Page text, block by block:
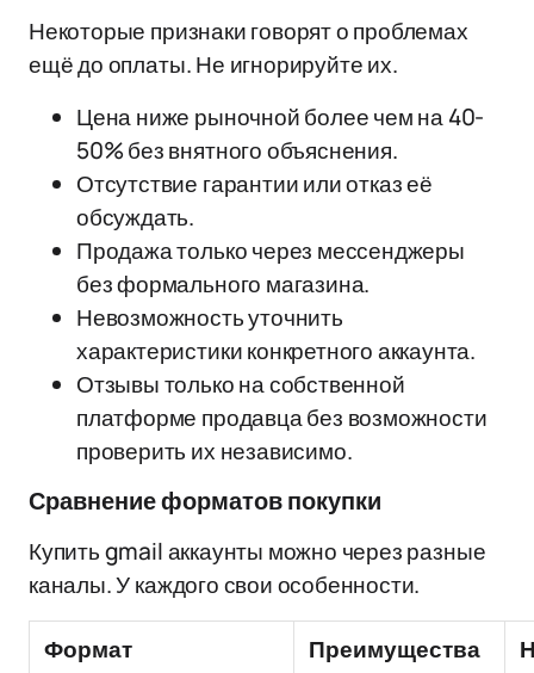
Некоторые признаки говорят о проблемах
ещё до оплаты. Не игнорируйте их.
Цена ниже рыночной более чем на 40-
50% без внятного объяснения.
Отсутствие гарантии или отказ её
обсуждать.
Продажа только через мессенджеры
без формального магазина.
Невозможность уточнить
характеристики конкретного аккаунта.
Отзывы только на собственной
платформе продавца без возможности
проверить их независимо.
Сравнение форматов покупки
Купить gmail аккаунты можно через разные
каналы. У каждого свои особенности.
Формат Преимущества